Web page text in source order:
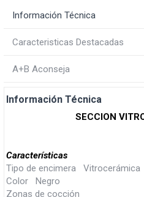
Información Técnica
Caracteristicas Destacadas
A+B Aconseja
Información Técnica
SECCION
Características
Tipo de encimera Vitrocerámica
Color Negro
Zonas de cocción